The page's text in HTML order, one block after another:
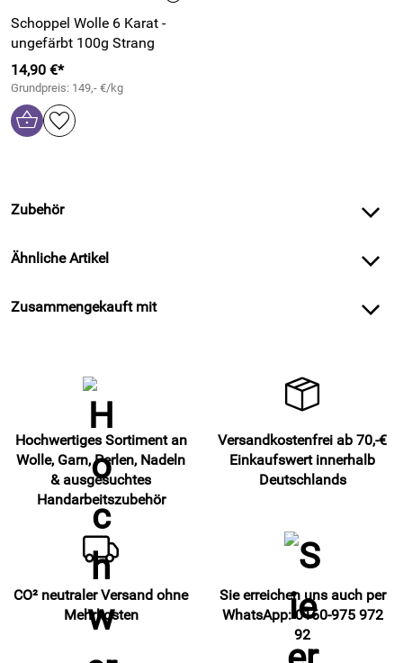
Schoppel Wolle 6 Karat -
ungefärbt 100g Strang
14,90 €*
Grundpreis: 149,- €/kg
Zubehör
Ähnliche Artikel
Zusammengekauft mit
Hochwertiges Sortiment an
Wolle, Garn, Perlen, Nadeln
& ausgesuchtes
Handarbeitszubehör
Versandkostenfrei ab 70,-€
Einkaufswert innerhalb
Deutschlands
CO² neutraler Versand ohne
Mehrkosten
Sie erreichen uns auch per
WhatsApp: 0160-975 972
92